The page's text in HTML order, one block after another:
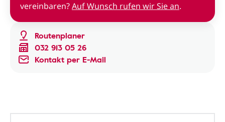
Routenplaner
032 913 05 26
Kontakt per E-Mail
vereinbaren?Auf Wunsch rufen wir Sie an.